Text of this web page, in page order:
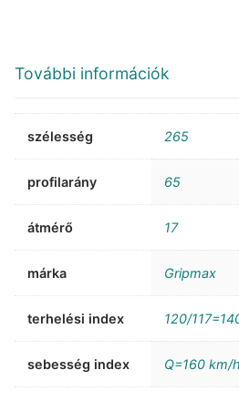
További információk
szélesség 265
profilarány 65
átmérő 17
márka Gripmax
terhelési index 120/
sebesség index Q=160 km/h